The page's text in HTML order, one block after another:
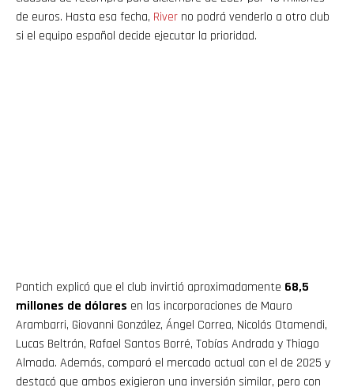
de euros. Hasta esa fecha, River no podrá venderlo a otro club
si el equipo español decide ejecutar la prioridad.
Pantich explicó que el club invirtió aproximadamente 68,5
millones de dólares en las incorporaciones de Mauro
Arambarri, Giovanni González, Ángel Correa, Nicolás Otamendi,
Lucas Beltrán, Rafael Santos Borré, Tobías Andrada y Thiago
Almada. Además, comparó el mercado actual con el de 2025 y
destacó que ambos exigieron una inversión similar, pero con